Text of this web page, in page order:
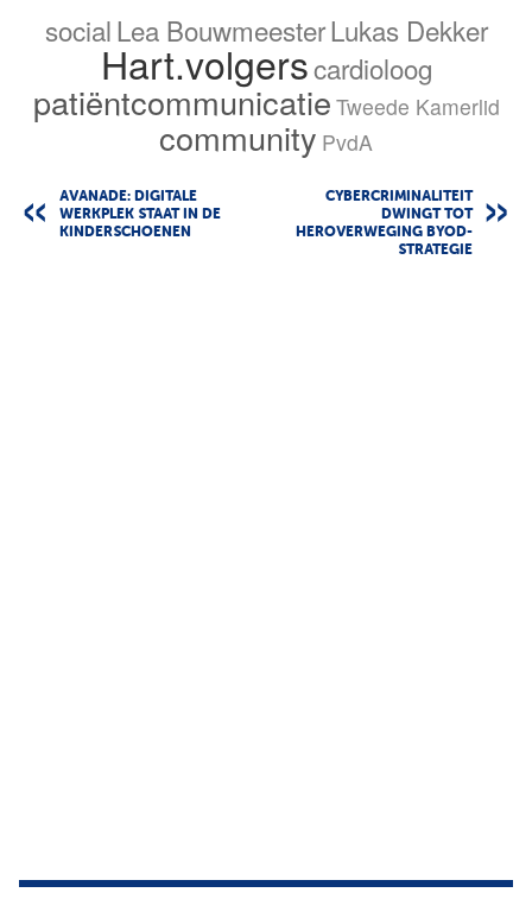
socialLea BouwmeesterLukas Dekker
Hart.volgerscardioloog
patiëntcommunicatie Tweede Kamerlid
community PvdA
AVANADE: DIGITALE
WERKPLEK STAAT IN DE
KINDERSCHOENEN
CYBERCRIMINALITEIT
DWINGT TOT
HEROVERWEGING BYOD-
STRATEGIE